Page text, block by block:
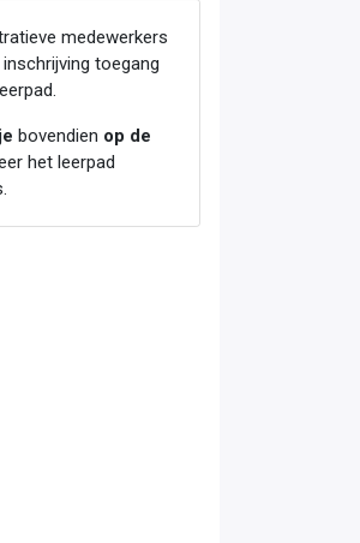
medewerkers
toegang
bovendien op de
het leerpad